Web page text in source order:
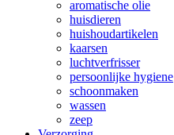
aromatische olie
huisdieren
huishoudartikelen
kaarsen
luchtverfrisser
persoonlijke hygiene
schoonmaken
wassen
zeep